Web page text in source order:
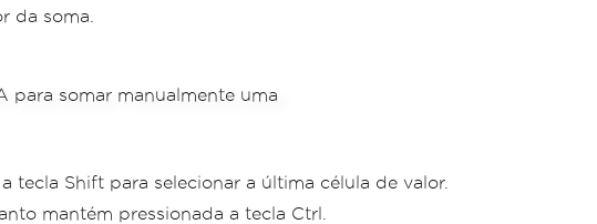
da soma.
tecla Shift para selecionar a última célula de valor.
mantém pressionada a tecla Ctrl.